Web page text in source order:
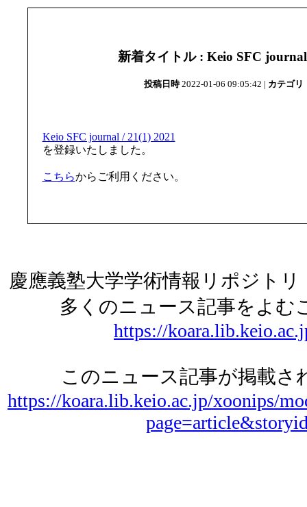
新着タイトル : Keio SFC
投稿日時2022-01-06 09:05:42 | カテゴリ
Keio SFC journal / 21(1) 2021
を登録いたしました。
こちらからご利用ください。
慶應義塾大学学術情報リポジト
多くのニュース記事をよむ
https://
このニュース記事が掲載さ
https://koara.lib.keio.ac.jp/xoonips/